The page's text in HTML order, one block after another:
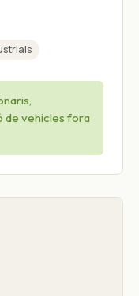
de vehicles fora